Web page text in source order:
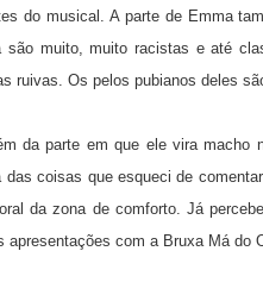
do musical. A parte de Emma
são muito, muito racistas e até
ruivas. Os pelos pubianos deles
da parte em que ele vira macho
coisas que esqueci de
da zona de comforto. Já
apresentações com a Bruxa Má do